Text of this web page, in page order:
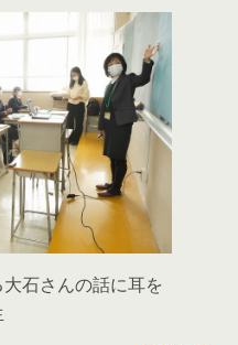
石さんの話に耳を